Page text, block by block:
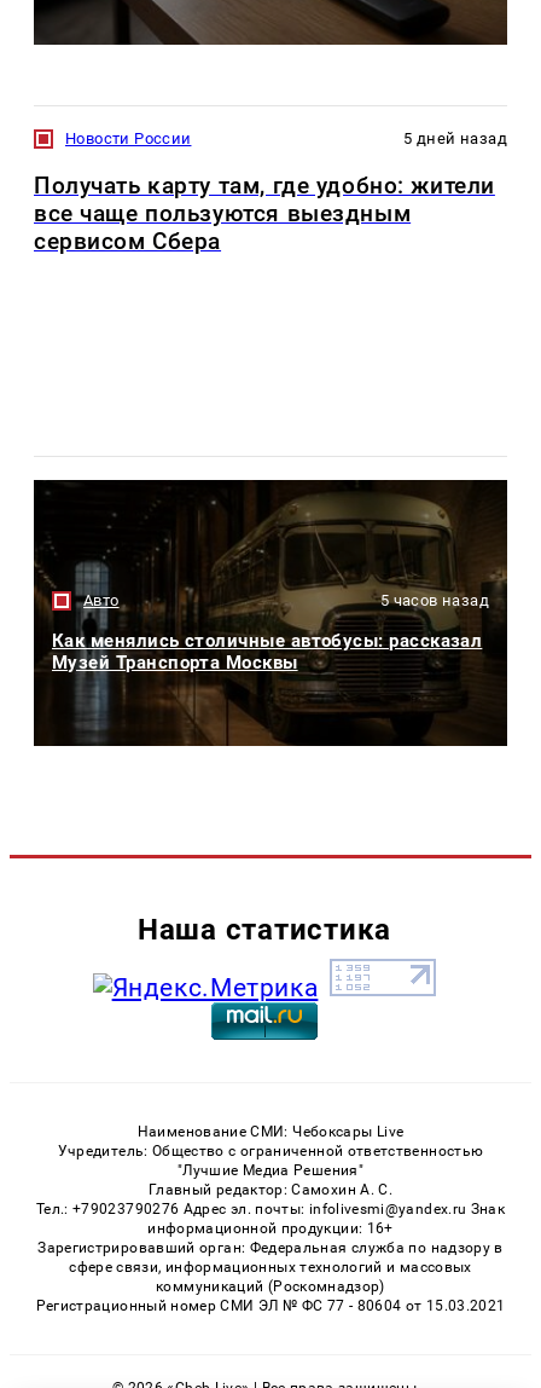
Новости России 5 дней назад
Получать карту там, где удобно: жители
все чаще пользуются выездным
сервисом Сбера
Авто 5 часов назад
Как менялись столичные автобусы: рассказал
Музей Транспорта Москвы
Наша статистика
Наименование СМИ: Чебоксары Live
Учредитель: Общество с ограниченной ответственностью
"Лучшие Медиа Решения"
Главный редактор: Самохин А. С.
Тел.: +79023790276 Адрес эл. почты: infolivesmi@yandex.ru Знак
информационной продукции: 16+
Зарегистрировавший орган: Федеральная служба по надзору в
сфере связи, информационных технологий и массовых
коммуникаций (Роскомнадзор)
Регистрационный номер СМИ ЭЛ № ФС 77 - 80604 от 15.03.2021